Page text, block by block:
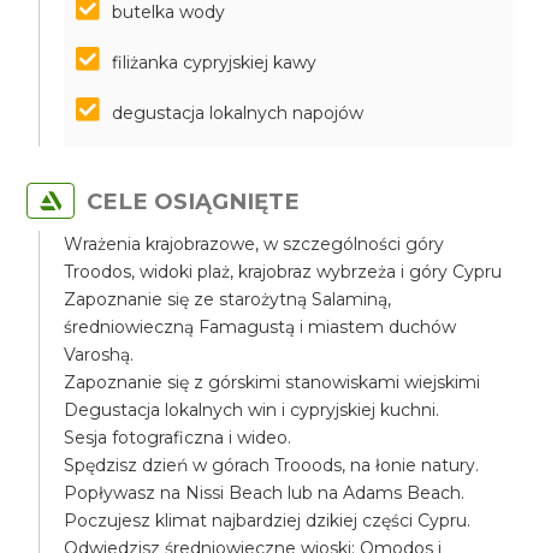
butelka wody
filiżanka cypryjskiej kawy
degustacja lokalnych napojów
CELE OSIĄGNIĘTE
Wrażenia krajobrazowe, w szczególności góry
Troodos, widoki plaż, krajobraz wybrzeża i góry Cypru
Zapoznanie się ze starożytną Salaminą,
średniowieczną Famagustą i miastem duchów
Varoshą.
Zapoznanie się z górskimi stanowiskami wiejskimi
Degustacja lokalnych win i cypryjskiej kuchni.
Sesja fotograficzna i wideo.
Spędzisz dzień w górach Trooods, na łonie natury.
Popływasz na Nissi Beach lub na Adams Beach.
Poczujesz klimat najbardziej dzikiej części Cypru.
Odwiedzisz średniowieczne wioski: Omodos i